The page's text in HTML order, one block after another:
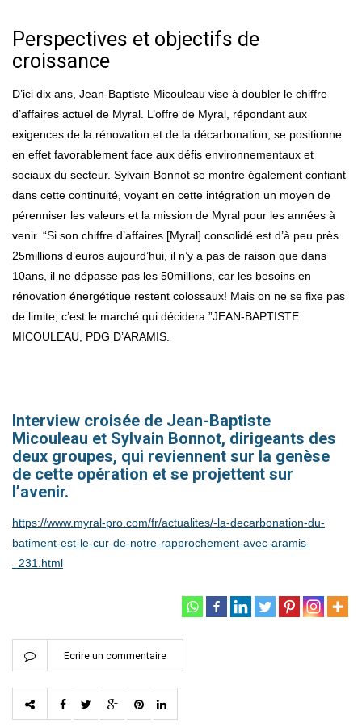
Perspectives et objectifs de
croissance
D’ici dix ans, Jean-Baptiste Micouleau vise à doubler le chiffre
d’affaires actuel de Myral. L’offre de Myral, répondant aux
exigences de la rénovation et de la décarbonation, se positionne
en effet favorablement face aux défis environnementaux et
sociaux du secteur. Sylvain Bonnot se montre également confiant
dans cette continuité, voyant en cette intégration un moyen de
pérenniser les valeurs et la mission de Myral pour les années à
venir. “Si son chiffre d’affaires [Myral] consolidé est d’à peu près
25millions d’euros aujourd’hui, il n’y a pas de raison que dans
10ans, il ne dépasse pas les 50millions, car les besoins en
rénovation énergétique restent colossaux! Mais on ne se fixe pas
de limite, c’est le marché qui décidera.”JEAN-BAPTISTE
MICOULEAU, PDG D’ARAMIS.
Interview croisée de Jean-Baptiste
Micouleau et Sylvain Bonnot, dirigeants des
deux groupes, qui reviennent sur la genèse
de cette opération et se projettent sur
l’avenir.
https://www.myral-pro.com/fr/actualites/-la-decarbonation-du-
batiment-est-le-cur-de-notre-rapprochement-avec-aramis-
_231.html
Ecrire un commentaire